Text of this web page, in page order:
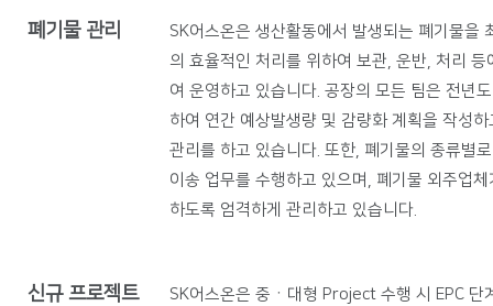
폐기물 관리
SK어스온은 생산활동에서 발생되는 폐기물을
의 효율적인 처리를 위하여 보관, 운반, 처리
여 운영하고 있습니다. 공장의 모든 팀은 전년
하여 연간 예상발생량 및 감량화 계획을 작성
관리를 하고 있습니다. 또한, 폐기물의 종류별
이송 업무를 수행하고 있으며, 폐기물 외주업
하도록 엄격하게 관리하고 있습니다.
신규 프로젝트
SK어스온은 중ㆍ대형 Project 수행 시 EPC 단